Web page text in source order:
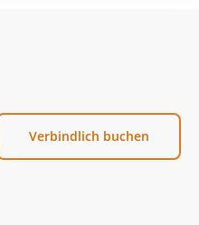
Verbindlich buchen